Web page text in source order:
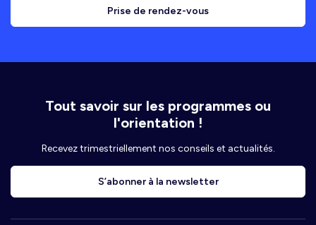
Prise de rendez-vous
Tout savoir sur les programmes ou
l'orientation !
Recevez trimestriellement nos conseils et actualités.
S’abonner à la newsletter